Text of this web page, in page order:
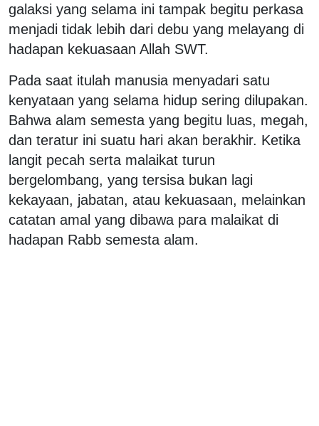
galaksi yang selama ini tampak begitu perkasa
menjadi tidak lebih dari debu yang melayang di
hadapan kekuasaan Allah SWT.
Pada saat itulah manusia menyadari satu
kenyataan yang selama hidup sering dilupakan.
Bahwa alam semesta yang begitu luas, megah,
dan teratur ini suatu hari akan berakhir. Ketika
langit pecah serta malaikat turun
bergelombang, yang tersisa bukan lagi
kekayaan, jabatan, atau kekuasaan, melainkan
catatan amal yang dibawa para malaikat di
hadapan Rabb semesta alam.